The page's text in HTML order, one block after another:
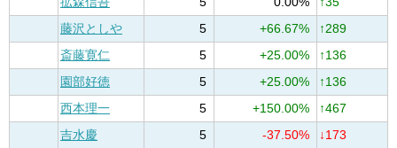
藤沢としや
5 +66.67%
↑289
斎藤寛仁
5 +25.00%
↑136
園部好徳
5 +25.00%
↑136
西本理一
5 +150.00%
↑467
吉水慶
5 -37.50%
↓173